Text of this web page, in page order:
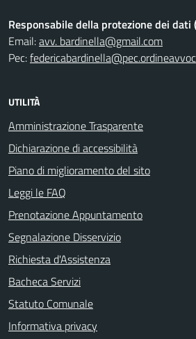
Responsabile della protezione dei dati
Email:avv. bardinella@gmail.com
Pec:
UTILITÀ
Amministrazione Trasparente
Dichiarazione di accessibilità
Piano di miglioramento del sito
Leggi le FAQ
Prenotazione Appuntamento
Segnalazione Disservizio
Richiesta d'Assistenza
Bacheca Servizi
Statuto Comunale
Informativa privacy